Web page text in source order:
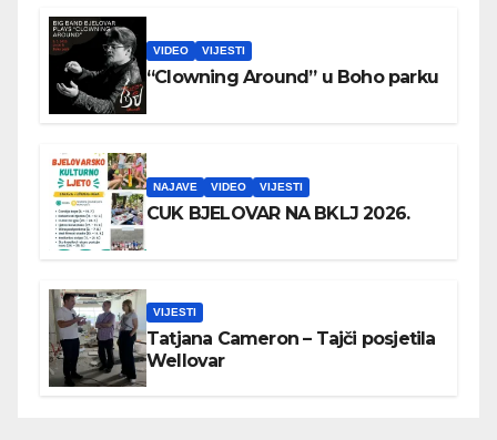
VIDEO VIJESTI
“Clowning Around” u Boho parku
NAJAVE VIDEO VIJESTI
CUK BJELOVAR NA BKLJ 2026.
VIJESTI
Tatjana Cameron – Tajči posjetila
Wellovar